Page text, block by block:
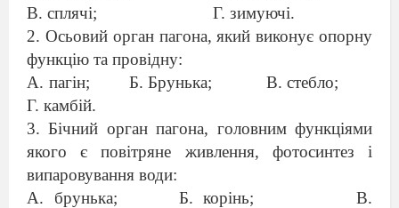
В. сплячі;
Г. зимуючі.
2. Осьовий орган пагона, який виконує опорну
функцію та провідну:
А. пагін;
Б. Брунька;
В. стебло;
Г. камбій.
3. Бічний орган пагона, головним функціями
якого є повітряне живлення, фотосинтез і
випаровування води:
А. брунька;
Б. корінь;
В.